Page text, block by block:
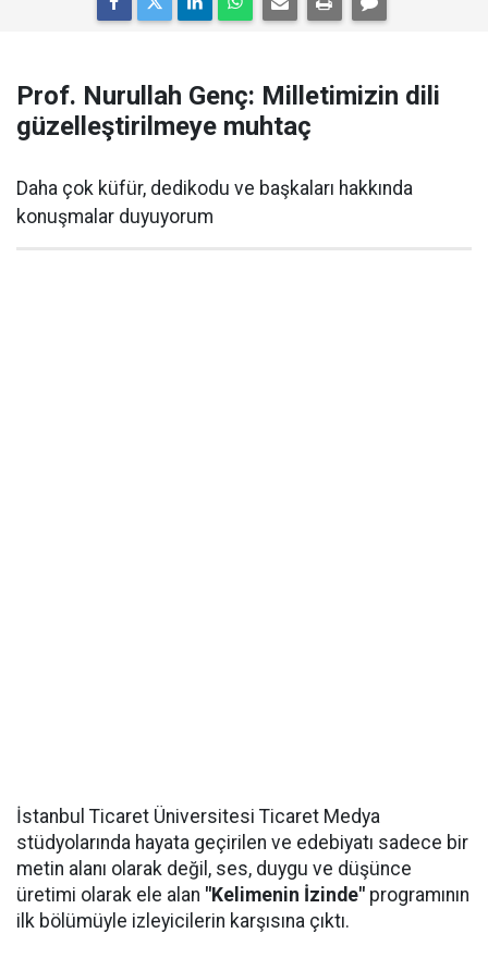
Prof. Nurullah Genç: Milletimizin dili
güzelleştirilmeye muhtaç
Daha çok küfür, dedikodu ve başkaları hakkında
konuşmalar duyuyorum
İstanbul Ticaret Üniversitesi Ticaret Medya
stüdyolarında hayata geçirilen ve edebiyatı sadece bir
metin alanı olarak değil, ses, duygu ve düşünce
üretimi olarak ele alan "Kelimenin İzinde" programının
ilk bölümüyle izleyicilerin karşısına çıktı.